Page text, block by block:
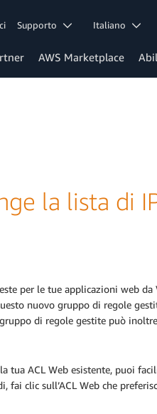
Supporto Italiano
AWS Marketplace
la lista di
per le tue applicazioni web
nuovo gruppo di regole
di regole gestite può
ACL Web esistente, puoi
clic sull’ACL Web che